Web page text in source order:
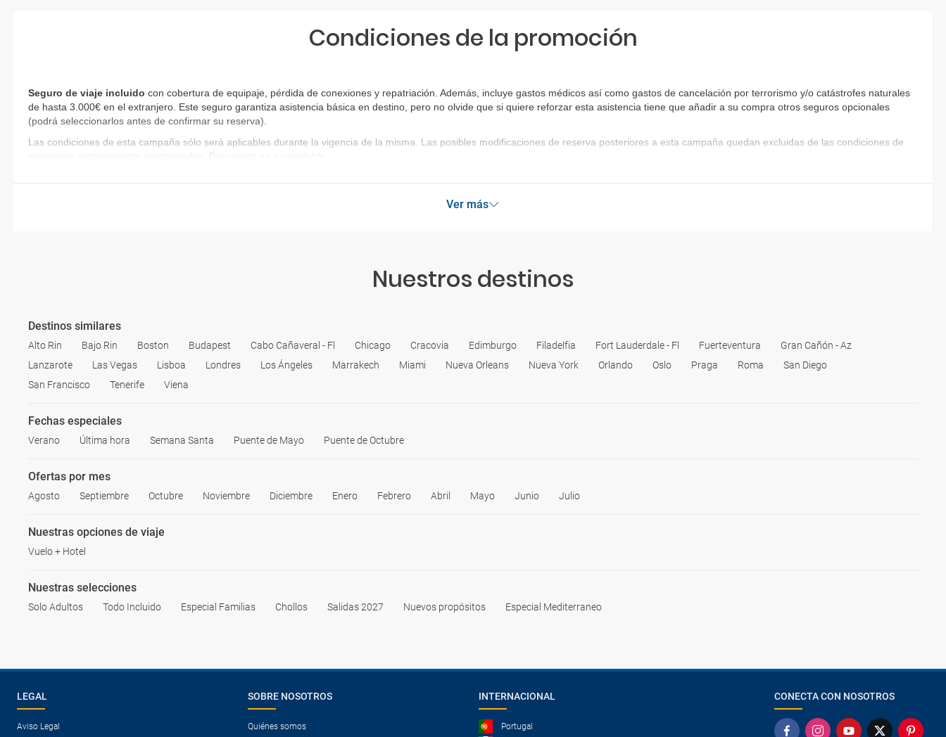
Condiciones de la promoción
Seguro de viaje incluido con cobertura de equipaje, pérdida de conexiones y repatriación. Además, incluye gastos médicos así como gastos de cancelación por terrorismo y/o catástrofes naturales
de hasta 3.000€ en el extranjero. Este seguro garantiza asistencia básica en destino, pero no olvide que si quiere reforzar esta asistencia tiene que añadir a su compra otros seguros opcionales
(podrá seleccionarlos antes de confirmar su reserva)
Las condiciones de esta campaña sólo será aplicables durante la vigencia de la misma. Las posibles modificaciones de reserva posteriores a esta campaña quedan excluidas de las condiciones de
promoción anteriormente mencionadas. Descuento no acumulable.
Ver más
Nuestros destinos
Destinos similares
Alto Rin Bajo Rin Boston Budapest Cabo Cañaveral - Fl Chicago Cracovia Edimburgo Filadelfia Fort Lauderdale - Fl Fuerteventura
Gran Cañón - Az
Lanzarote
Las Vegas Lisboa Londres Los Ángeles Marrakech Miami Nueva Orleans Nueva York Orlando Oslo Praga Roma
San Diego
San Francisco
Tenerife Viena
Fechas especiales
Verano Última hora Semana Santa Puente de Mayo Puente de Octubre
Ofertas por mes
Agosto Septiembre Octubre Noviembre Diciembre Enero Febrero Abril Mayo Junio Julio
Nuestras opciones de viaje
Vuelo + Hotel
Nuestras selecciones
Solo Adultos Todo Incluido Especial Familias Chollos Salidas 2027 Nuevos propósitos Especial Mediterraneo
LEGAL
Aviso Legal
SOBRE NOSOTROS
Quiénes somos
INTERNACIONAL
Portugal
CONECTA CON NOSOTROS